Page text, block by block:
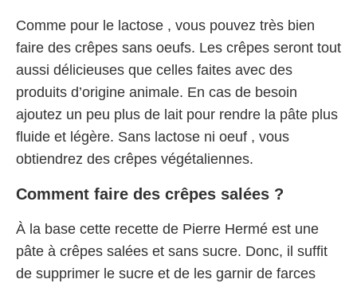
Comme pour le lactose , vous pouvez très bien
faire des crêpes sans oeufs. Les crêpes seront tout
aussi délicieuses que celles faites avec des
produits d’origine animale. En cas de besoin
ajoutez un peu plus de lait pour rendre la pâte plus
fluide et légère. Sans lactose ni oeuf , vous
obtiendrez des crêpes végétaliennes.
Comment faire des crêpes salées ?
À la base cette recette de Pierre Hermé est une
pâte à crêpes salées et sans sucre. Donc, il suffit
de supprimer le sucre et de les garnir de farces